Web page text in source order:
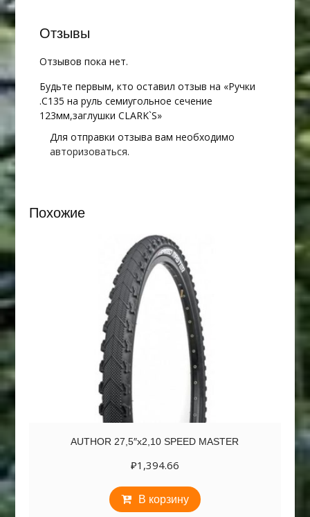
Отзывы
Отзывов пока нет.
Будьте первым, кто оставил отзыв на «Ручки
.С135 на руль семиугольное сечение
123мм,заглушки CLARK`S»
Для отправки отзыва вам необходимо
авторизоваться.
Похожие
AUTHOR 27,5″х2,10 SPEED MASTER
₽1,394.66
В корзину